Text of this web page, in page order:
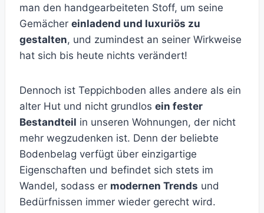
man den handgearbeiteten Stoff, um seine
Gemächer einladend und luxuriös zu
gestalten, und zumindest an seiner Wirkweise
hat sich bis heute nichts verändert!
Dennoch ist Teppichboden alles andere als ein
alter Hut und nicht grundlos ein fester
Bestandteil in unseren Wohnungen, der nicht
mehr wegzudenken ist. Denn der beliebte
Bodenbelag verfügt über einzigartige
Eigenschaften und befindet sich stets im
Wandel, sodass er modernen Trends und
Bedürfnissen immer wieder gerecht wird.